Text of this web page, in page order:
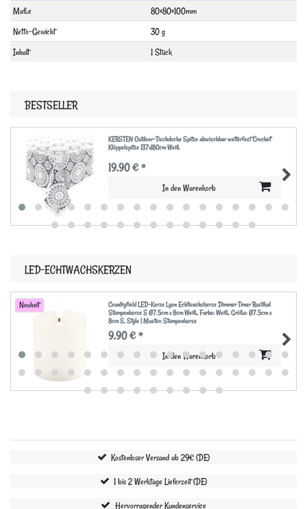
Technisches
Merkmal
Wert
Maße
80×80×100mm
Netto-Gewicht
30 g
Inhalt
1 Stück
BESTSELLER
KERSTEN Outdoor-Tischdecke Spitze abwischbar wetterfest 'Crochet'
Klöppelspitze 137x180cm Weiß
19,90 € *
In den Warenkorb
LED-ECHTWACHSKERZEN
Neuheit
Countryfield LED-Kerze Lyon Echtwachskerze Dimmer Timer Rustikal
Stumpenkerze S Ø7.5cm x 8cm Weiß, Farbe: Weiß, Größe: Ø7.5cm x
8cm S, Style | Muster: Stumpenkerze
9,90 € *
In den Warenkorb
Kostenloser Versand ab 29€ (DE)
1 bis 2 Werktage Lieferzeit (DE)
Hervorragender Kundenservice